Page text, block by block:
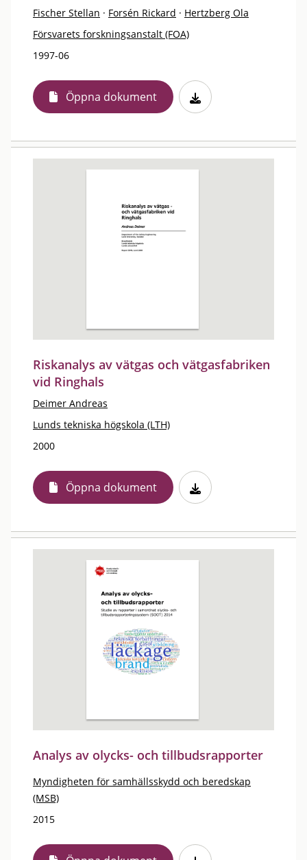
Fischer Stellan · Forsén Rickard · Hertzberg Ola
Försvarets forskningsanstalt (FOA)
1997-06
Öppna dokument
Riskanalys av vätgas och vätgasfabriken
vid Ringhals
Deimer Andreas
Lunds tekniska högskola (LTH)
2000
Öppna dokument
Analys av olycks- och tillbudsrapporter
Myndigheten för samhällsskydd och beredskap
(MSB)
2015